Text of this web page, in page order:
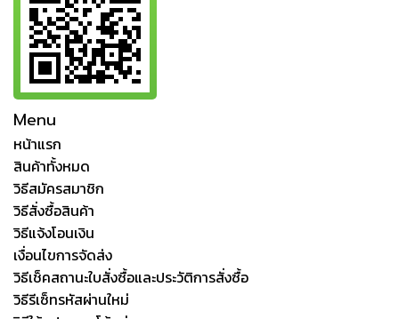
Menu
หน้าแรก
สินค้าทั้งหมด
วิธีสมัครสมาชิก
วิธีสั่งซื้อสินค้า
วิธีแจ้งโอนเงิน
เงื่อนไขการจัดส่ง
วิธีเช็คสถานะใบสั่งซื้อและประวัติการสั่งซื้อ
วิธีรีเซ็ทรหัสผ่านใหม่